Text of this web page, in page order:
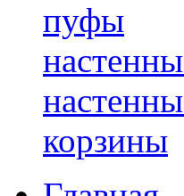
пуфы
корзины